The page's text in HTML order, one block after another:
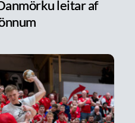
leitar af